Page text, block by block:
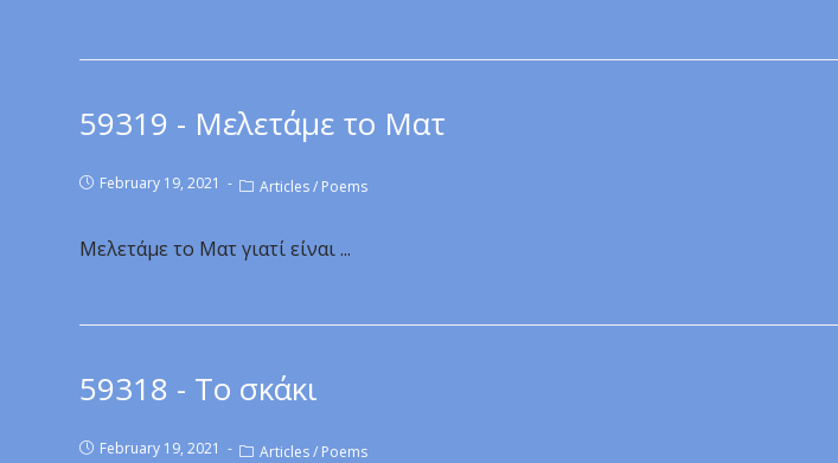
59319 - Μελετάμε το Ματ
February 19, 2021 Articles/ Poems
Μελετάμε το Ματ γιατί είναι ...
59318 - Το σκάκι
February 19, 2021 Articles/ Poems